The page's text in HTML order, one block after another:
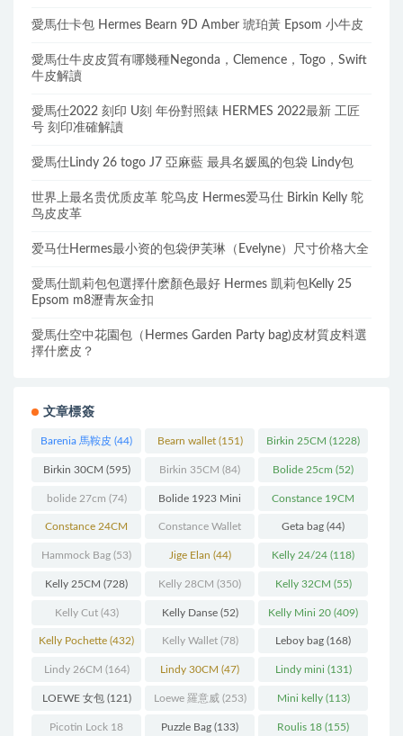
愛馬仕卡包 Hermes Bearn 9D Amber 琥珀黃 Epsom 小牛皮
愛馬仕牛皮皮質有哪幾種Negonda，Clemence，Togo，Swift
牛皮解讀
愛馬仕2022 刻印 U刻 年份對照錶 HERMES 2022最新 工匠
号 刻印准確解讀
愛馬仕Lindy 26 togo J7 亞麻藍 最具名媛風的包袋 Lindy包
世界上最名贵优质皮革 鸵鸟皮 Hermes爱马仕 Birkin Kelly 鸵
鸟皮皮革
爱马仕Hermes最小资的包袋伊芙琳（Evelyne）尺寸价格大全
愛馬仕凱莉包包選擇什麽顏色最好 Hermes 凱莉包Kelly 25
Epsom m8瀝青灰金扣
愛馬仕空中花園包（Hermes Garden Party bag)皮材質皮料選
擇什麽皮？
文章標簽
Barenia 馬鞍皮 (44) Bearn wallet(151) Birkin 25CM (1228)
Birkin 30CM (595) Birkin 35CM (84) Bolide 25cm (52)
bolide 27cm (74) Bolide 1923 Mini
(93)
Constance 19CM
(571)
Constance 24CM
(216)
Constance Wallet
(60)
Geta bag (44)
Hammock Bag (53) Jige Elan (44) Kelly 24/24 (118)
Kelly 25CM (728) Kelly 28CM (350) Kelly 32CM (55)
Kelly Cut(43) Kelly Danse(52) Kelly Mini 20 (409)
Kelly Pochette (432) Kelly Wallet(78) Leboy bag (168)
Lindy 26CM (164) Lindy 30CM (47) Lindy mini (131)
LOEWE 女包(121) Loewe 羅意威(253) Mini kelly(113)
Picotin Lock 18 Puzzle Bag (133) Roulis 18 (155)